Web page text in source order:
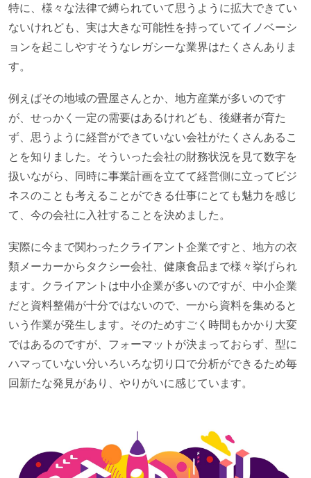
特に、様々な法律で縛られていて思うように拡大できてい
ないけれども、実は大きな可能性を持っていてイノベーシ
ョンを起こしやすそうなレガシーな業界はたくさんありま
す。
例えばその地域の畳屋さんとか、地方産業が多いのです
が、せっかく一定の需要はあるけれども、後継者が育た
ず、思うように経営ができていない会社がたくさんあるこ
とを知りました。そういった会社の財務状況を見て数字を
扱いながら、同時に事業計画を立てて経営側に立ってビジ
ネスのことも考えることができる仕事にとても魅力を感じ
て、今の会社に入社することを決めました。
実際に今まで関わったクライアント企業ですと、地方の衣
類メーカーからタクシー会社、健康食品まで様々挙げられ
ます。クライアントは中小企業が多いのですが、中小企業
だと資料整備が十分ではないので、一から資料を集めると
いう作業が発生します。そのためすごく時間もかかり大変
ではあるのですが、フォーマットが決まっておらず、型に
ハマっていない分いろいろな切り口で分析ができるため毎
回新たな発見があり、やりがいに感じています。